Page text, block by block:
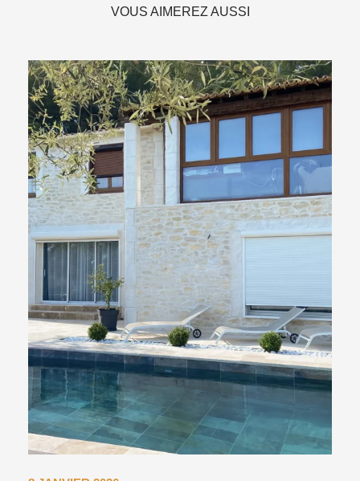
VOUS AIMEREZ AUSSI